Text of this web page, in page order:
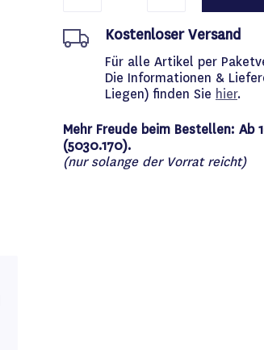
Kostenloser Versand
Für alle Artikel per
Die Informationen &
Liegen) finden Sie hier.
Mehr Freude beim Bestellen: Ab
(5030.170).
(nur solange der Vorrat reicht)